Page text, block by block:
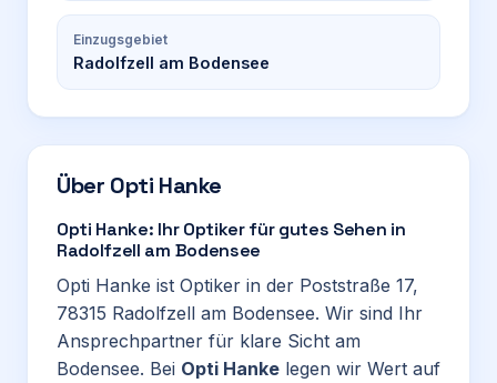
Einzugsgebiet
Radolfzell am Bodensee
Über Opti Hanke
Opti Hanke: Ihr Optiker für gutes Sehen in
Radolfzell am Bodensee
Opti Hanke ist Optiker in der Poststraße 17,
78315 Radolfzell am Bodensee. Wir sind Ihr
Ansprechpartner für klare Sicht am
Bodensee. Bei Opti Hanke legen wir Wert auf